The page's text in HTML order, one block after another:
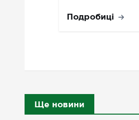
Подробиці
Ще новини